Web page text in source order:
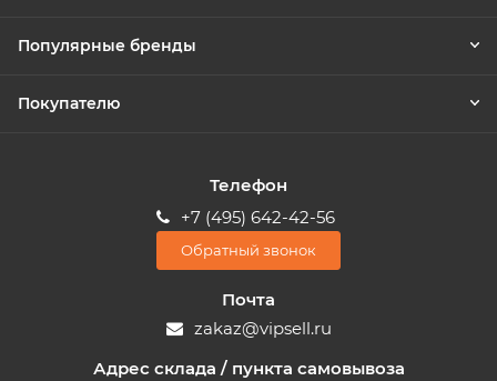
Популярные бренды
Покупателю
Телефон
+7 (495) 642-42-56
Обратный звонок
Почта
zakaz@vipsell.ru
Адрес склада / пункта самовывоза